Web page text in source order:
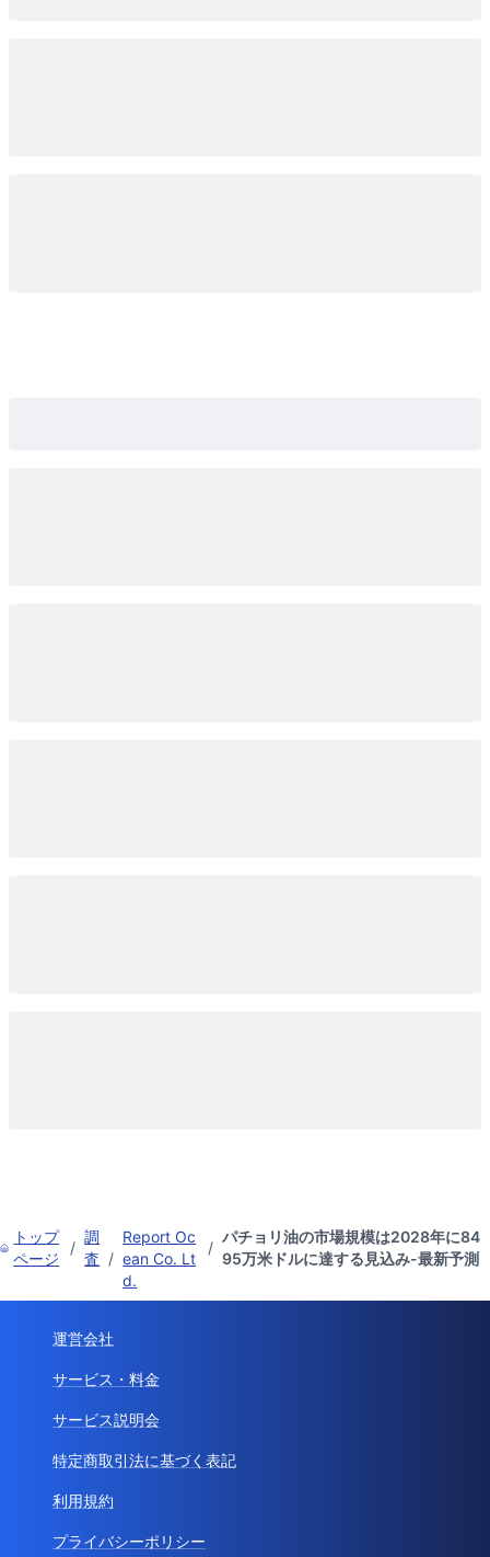
トップ
ページ
/
調
査 /
Report Oc
ean Co. Lt
d.
/
パチョリ油の市場規模は2028年に84
95万米ドルに達する見込み-最新予測
運営会社
サービス・料金
サービス説明会
特定商取引法に基づく表記
利用規約
プライバシーポリシー